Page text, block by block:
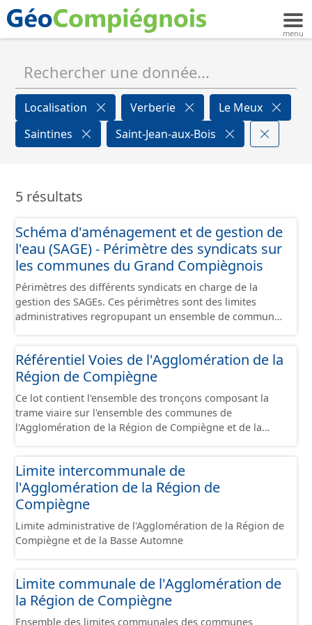
Localisation Verberie
Le Meux
Saintines
Saint-Jean-aux-Bois
5 résultats
Schéma d'aménagement et de gestion de
l'eau (SAGE) - Périmètre des syndicats sur
les communes du Grand Compiègnois
Périmètres des différents syndicats en charge de la
gestion des SAGEs. Ces périmètres sont des limites
administratives regropupant un ensemble de communes
diverses : - SAGE, - GEMA (Gestion des Milieux
Aquatiques) - Ruissellement. Le ou les périmètres du
syndicat de la Brêche n'est pas inclus dans ce jeu de
données.
Référentiel Voies de l'Agglomération de la
Région de Compiègne
Ce lot contient l'ensemble des tronçons composant la
trame viaire sur l'ensemble des communes de
l'Agglomération de la Région de Compiègne et de la
peut-être nommé ou non par un libellé de voie. Un
tronçon appartient à une ou deux communes. Un
tronçon représente, le plus souvent, le centre de la
chaussée. Les tronçons de voies sont topologiques : les
extrémités d’un tronçon correspondent à des
intersections ou des jonctions, sauf dans le cas d'un
Franchissement ». Dans le cas d'un pont (franchissement
d’un tronçon routier ou ferré) : les tronçons se croisent
sans se couper. Un tronçon commence à une
Limite intercommunale de
l'Agglomération de la Région de
Compiègne
Limite administrative de l'Agglomération de la Région de
Compiègne et de la Basse Automne
Limite communale de l'Agglomération de
la Région de Compiègne
Ensemble des limites communales des communes